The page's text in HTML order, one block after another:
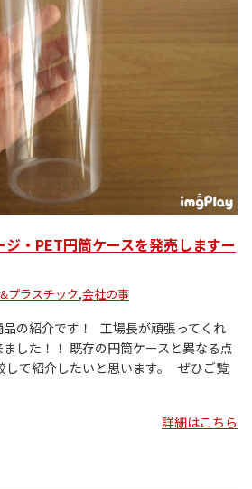
ジ・PET円筒ケースを発売しますー
プラスチック,会社の事
の紹介です！ 工場長が頑張ってくれ
した！！ 既存の円筒ケースと異なる点
して紹介したいと思います。 ぜひご覧
詳細はこちら